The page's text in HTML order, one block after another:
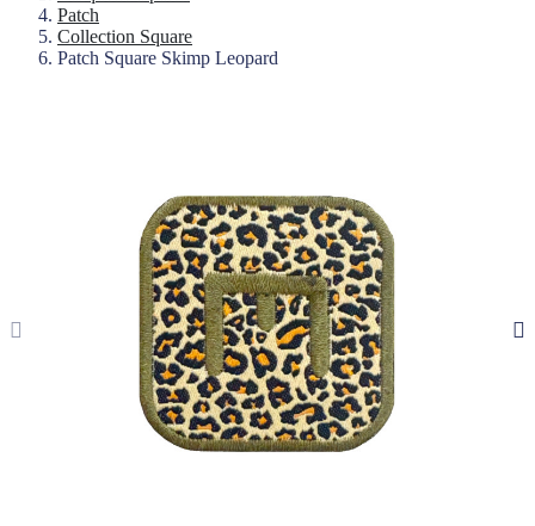
Patch
Collection Square
Patch Square Skimp Leopard